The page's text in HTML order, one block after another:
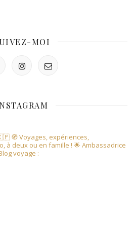
MOI
🇨🇵 🧭 Voyages, expériences,
à deux ou en famille ! 🌟 Ambassadrice
voyage :